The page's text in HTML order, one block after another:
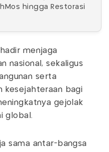
hingga Restorasi
menjaga
nasional, sekaligus
serta
kesejahteraan bagi
gejolak
global.
sama antar-bangsa